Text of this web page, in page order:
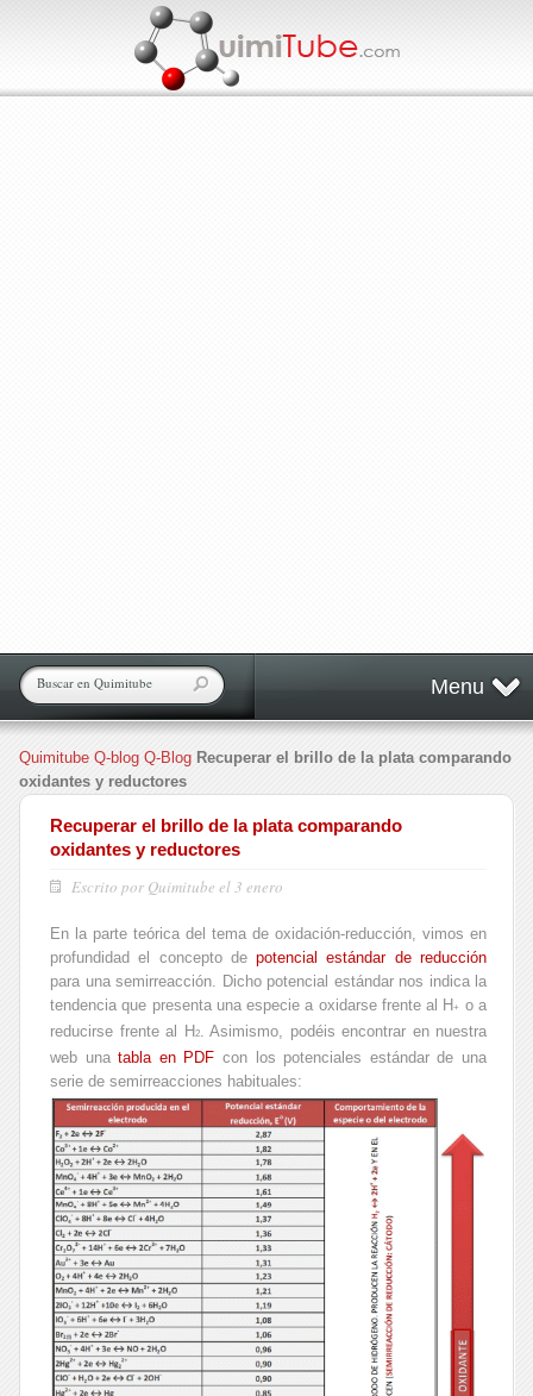
Menu
Quimitube Q-blog Q-Blog Recuperar el brillo de la plata comparando
oxidantes y reductores
Recuperar el brillo de la plata comparando
oxidantes y reductores
Escrito por Quimitube el 3 enero
En la parte teórica del tema de oxidación-reducción, vimos en
profundidad el concepto depotencial estándar de reducción
para una semirreacción. Dicho potencial estándar nos indica la
tendencia que presenta una especie a oxidarse frente al H+
o a
reducirse frente al H 2. Asimismo, podéis encontrar en nuestra
web unatabla en PDF con los potenciales estándar de una
serie de semirreacciones habituales: